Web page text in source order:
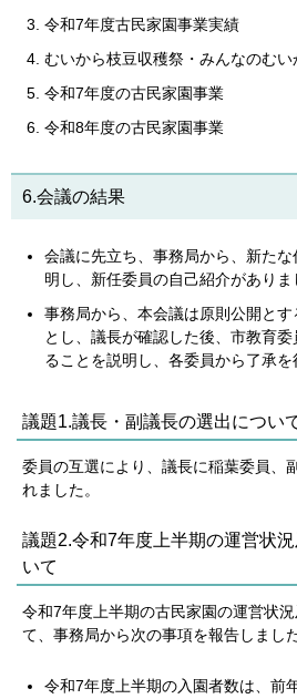
令和7年度古民家園事業実績
むいから枝豆収穫祭・みんなのむ
令和7年度の古民家園事業
令和8年度の古民家園事業
6.会議の結果
会議に先立ち、事務局から、新た
明し、新任委員の自己紹介がありま
事務局から、本会議は原則公開と
とし、議長が確認した後、市教育
ることを説明し、各委員から了承を
議題1.議長・副議長の選出につい
委員の互選により、議長に稲葉委員、
れました。
議題2.令和7年度上半期の運営状
いて
令和7年度上半期の古民家園の運営状
て、事務局から次の事項を報告しました
令和7年度上半期の入園者数は、前